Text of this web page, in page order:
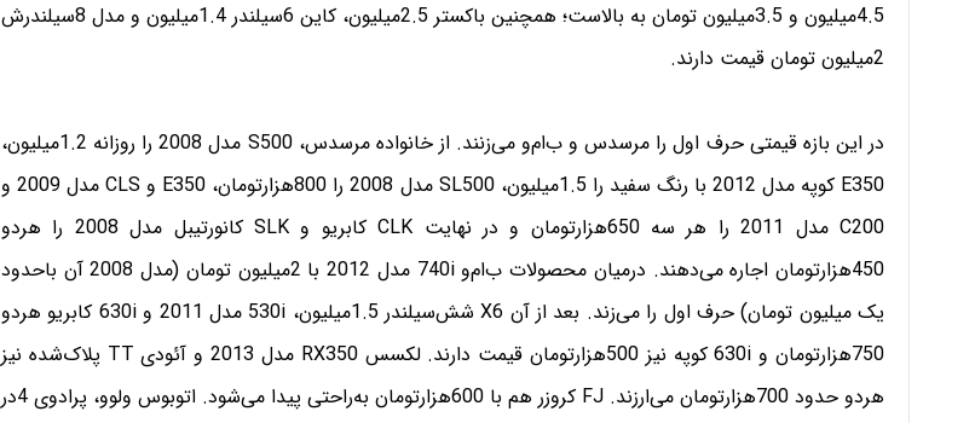
4.5میلیون و 3.5میلیون تومان به بالاست؛ همچنین باکستر 2.5میلیون، کاین 6سیلندر 1.4میلیون و مدل 8سیلندرش
2میلیون تومان قیمت دارند.
در این بازه قیمتی حرف اول را مرسدس و ب‌ام‌و می‌زنند. از خانواده مرسدس، S500 مدل 2008 را روزانه 1.2میلیون،
E350 کوپه مدل 2012 با رنگ سفید را 1.5میلیون، SL500 مدل 2008 را 800هزارتومان، E350 و CLS مدل 2009 و
C200 مدل 2011 را هر سه 650هزارتومان و در نهایت CLK کابریو و SLK کانورتیبل مدل 2008 را هردو
450هزارتومان اجاره می‌دهند. درمیان محصولات ب‌ام‌و 740i مدل 2012 با 2میلیون تومان (مدل 2008 آن باحدود
یک میلیون تومان) حرف اول را می‌زند. بعد از آن X6 شش‌سیلندر 1.5میلیون، 530i مدل 2011 و 630i کابریو هردو
750هزارتومان و 630i کوپه نیز 500هزارتومان قیمت دارند. لکسس RX350 مدل 2013 و آئودی TT پلاک‌شده نیز
هردو حدود 700هزارتومان می‌ارزند. FJ کروزر هم با 600هزارتومان به‌راحتی پیدا می‌شود. اتوبوس ولوو، پرادوی 4در